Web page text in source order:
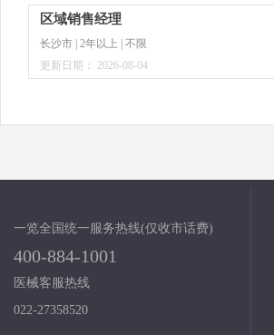
区域销售经理
长沙市 | 2年以上 | 不限
更新日期： 2026-08-04
一览全国统一服务热线(仅收市话费)
400-884-1001
医械客服热线
022-27358520